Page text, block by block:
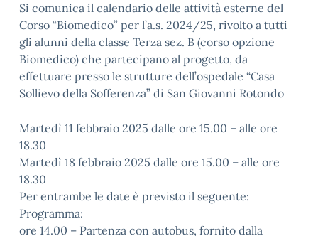
Si comunica il calendario delle attività esterne del
Corso “Biomedico” per l’a.s. 2024/25, rivolto a tutti
gli alunni della classe Terza sez. B (corso opzione
Biomedico) che partecipano al progetto, da
effettuare presso le strutture dell’ospedale “Casa
Sollievo della Sofferenza” di San Giovanni Rotondo
Martedì 11 febbraio 2025 dalle ore 15.00 – alle ore
18.30
Martedì 18 febbraio 2025 dalle ore 15.00 – alle ore
18.30
Per entrambe le date è previsto il seguente:
Programma:
ore 14.00 – Partenza con autobus, fornito dalla